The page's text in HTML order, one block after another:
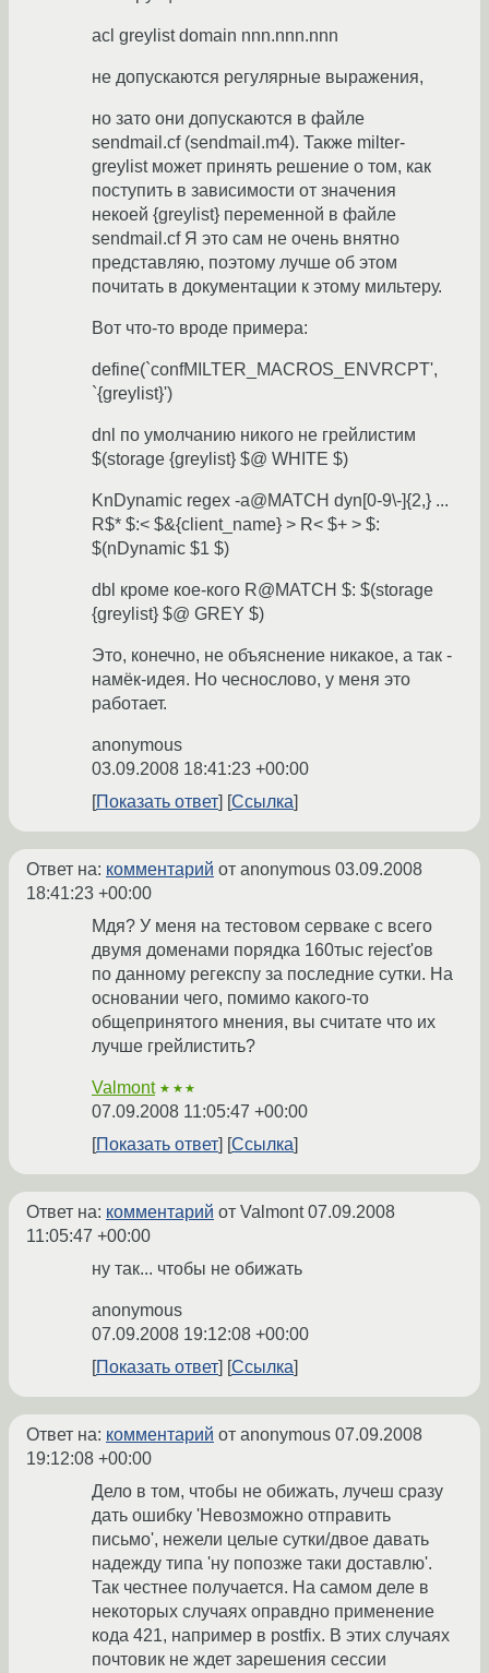
acl greylist domain nnn.nnn.nnn
не допускаются регулярные выражения,
но зато они допускаются в файле
sendmail.cf (sendmail.m4). Также milter-
greylist может принять решение о том, как
поступить в зависимости от значения
некоей {greylist} переменной в файле
sendmail.cf Я это сам не очень внятно
представляю, поэтому лучше об этом
почитать в документации к этому мильтеру.
Вот что-то вроде примера:
define(`confMILTER_MACROS_ENVRCPT',
`{greylist}')
dnl по умолчанию никого не грейлистим
$(storage {greylist} $@ WHITE $)
KnDynamic regex -a@MATCH dyn[0-9\-]{2,} ...
R$* $:< $&{client_name} > R< $+ > $:
$(nDynamic $1 $)
dbl кроме кое-кого R@MATCH $: $(storage
{greylist} $@ GREY $)
Это, конечно, не объяснение никакое, а так -
намёк-идея. Но чеснослово, у меня это
работает.
anonymous
03.09.2008 18:41:23 +00:00
Показать ответ
Ссылка
Ответ на: комментарий от anonymous 03.09.2008
18:41:23 +00:00
Мдя? У меня на тестовом серваке с всего
двумя доменами порядка 160тыс reject'ов
по данному регекспу за последние сутки. На
основании чего, помимо какого-то
общепринятого мнения, вы считате что их
лучше грейлистить?
Valmont ★★★
07.09.2008 11:05:47 +00:00
Показать ответ
Ссылка
Ответ на: комментарий от Valmont07.09.2008
11:05:47 +00:00
ну так... чтобы не обижать
anonymous
07.09.2008 19:12:08 +00:00
Показать ответ
Ссылка
Ответ на: комментарий от anonymous 07.09.2008
19:12:08 +00:00
Дело в том, чтобы не обижать, лучеш сразу
дать ошибку 'Невозможно отправить
письмо', нежели целые сутки/двое давать
надежду типа 'ну попозже таки доставлю'.
Так честнее получается. На самом деле в
некоторых случаях оправдно применение
кода 421, например в postfix. В этих случаях
почтовик не ждет зарешения сессии